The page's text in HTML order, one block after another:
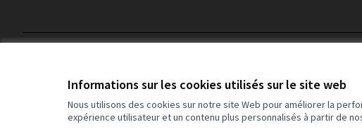
Informations sur les cookies utilisés sur le site web
Nous utilisons des cookies sur notre site Web pour améliorer la
expérience utilisateur et un contenu plus personnalisés à partir de